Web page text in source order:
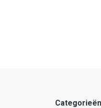
Categorieën